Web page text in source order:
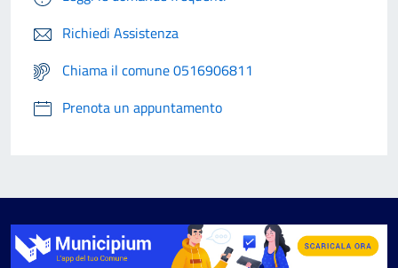
Richiedi Assistenza
Chiama il comune 0516906811
Prenota un appuntamento